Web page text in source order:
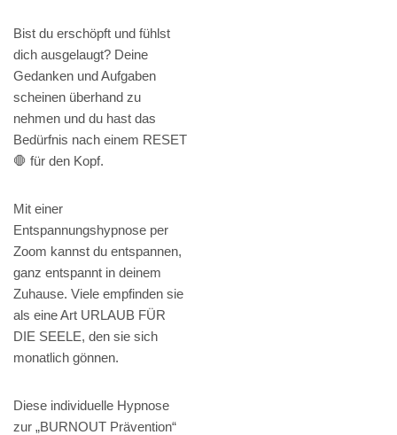
Bist du erschöpft und fühlst
dich ausgelaugt? Deine
Gedanken und Aufgaben
scheinen überhand zu
nehmen und du hast das
Bedürfnis nach einem RESET
🛑 für den Kopf.
Mit einer
Entspannungshypnose per
Zoom kannst du entspannen,
ganz entspannt in deinem
Zuhause. Viele empfinden sie
als eine Art URLAUB FÜR
DIE SEELE, den sie sich
monatlich gönnen.
Diese individuelle Hypnose
zur „BURNOUT Prävention“